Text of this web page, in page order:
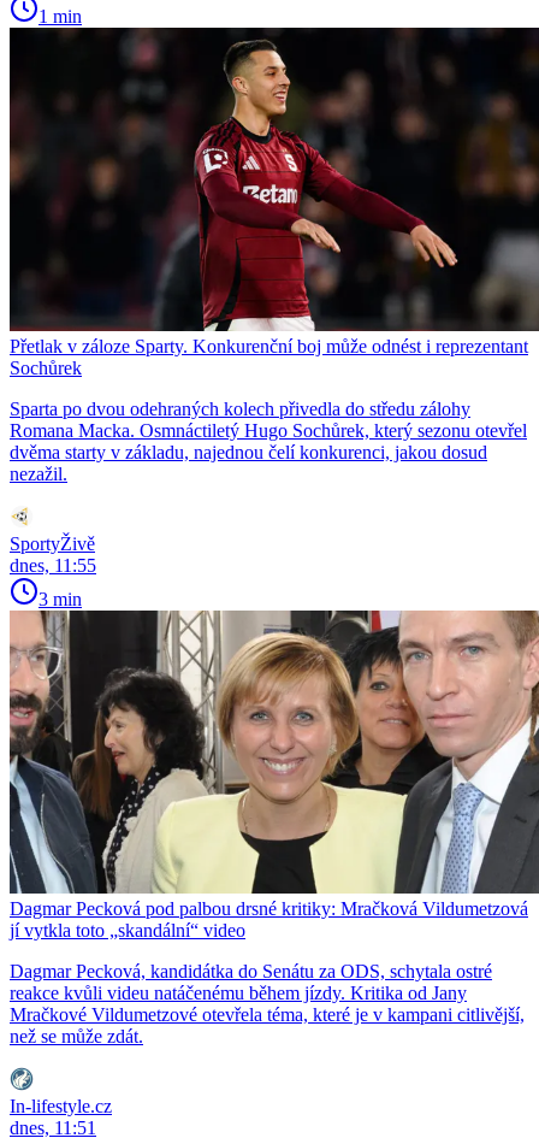
1 min
Přetlak v záloze Sparty. Konkurenční boj může odnést i reprezentant
Sochůrek
Sparta po dvou odehraných kolech přivedla do středu zálohy
Romana Macka. Osmnáctiletý Hugo Sochůrek, který sezonu otevřel
dvěma starty v základu, najednou čelí konkurenci, jakou dosud
nezažil.
SportyŽivě
dnes, 11:55
3 min
Dagmar Pecková pod palbou drsné kritiky: Mračková Vildumetzová
jí vytkla toto „skandální“ video
Dagmar Pecková, kandidátka do Senátu za ODS, schytala ostré
reakce kvůli videu natáčenému během jízdy. Kritika od Jany
Mračkové Vildumetzové otevřela téma, které je v kampani citlivější,
než se může zdát.
In-lifestyle.cz
dnes, 11:51